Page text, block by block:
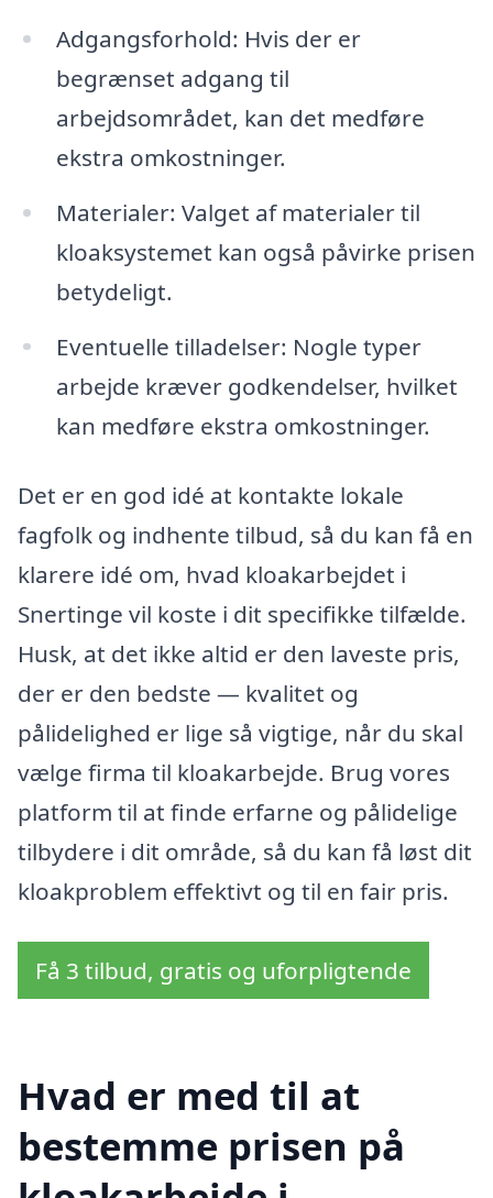
Adgangsforhold: Hvis der er
begrænset adgang til
arbejdsområdet, kan det medføre
ekstra omkostninger.
Materialer: Valget af materialer til
kloaksystemet kan også påvirke prisen
betydeligt.
Eventuelle tilladelser: Nogle typer
arbejde kræver godkendelser, hvilket
kan medføre ekstra omkostninger.
Det er en god idé at kontakte lokale
fagfolk og indhente tilbud, så du kan få en
klarere idé om, hvad kloakarbejdet i
Snertinge vil koste i dit specifikke tilfælde.
Husk, at det ikke altid er den laveste pris,
der er den bedste — kvalitet og
pålidelighed er lige så vigtige, når du skal
vælge firma til kloakarbejde. Brug vores
platform til at finde erfarne og pålidelige
tilbydere i dit område, så du kan få løst dit
kloakproblem effektivt og til en fair pris.
Få 3 tilbud, gratis og uforpligtende
Hvad er med til at
bestemme prisen på